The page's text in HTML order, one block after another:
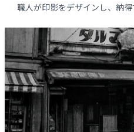
職人が印影をデザインし、納得